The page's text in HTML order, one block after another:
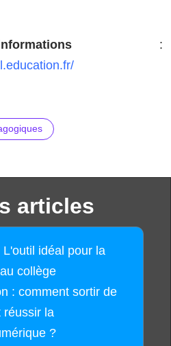
:
articles
idéal pour la
collège
: comment sortir de
réussir la
?